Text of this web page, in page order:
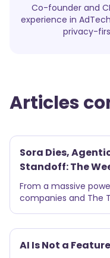
Co-founder and
experience in
privacy-
Articles
Sora Dies,
Standoff: The
Playbook
From a massive
companies and The
agentic AI, and
AI Is Not a